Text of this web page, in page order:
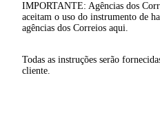
IMPORTANTE: Agências dos
aceitam o uso do instrumento de
agências dos Correios aqui.
Todas as instruções serão
cliente.